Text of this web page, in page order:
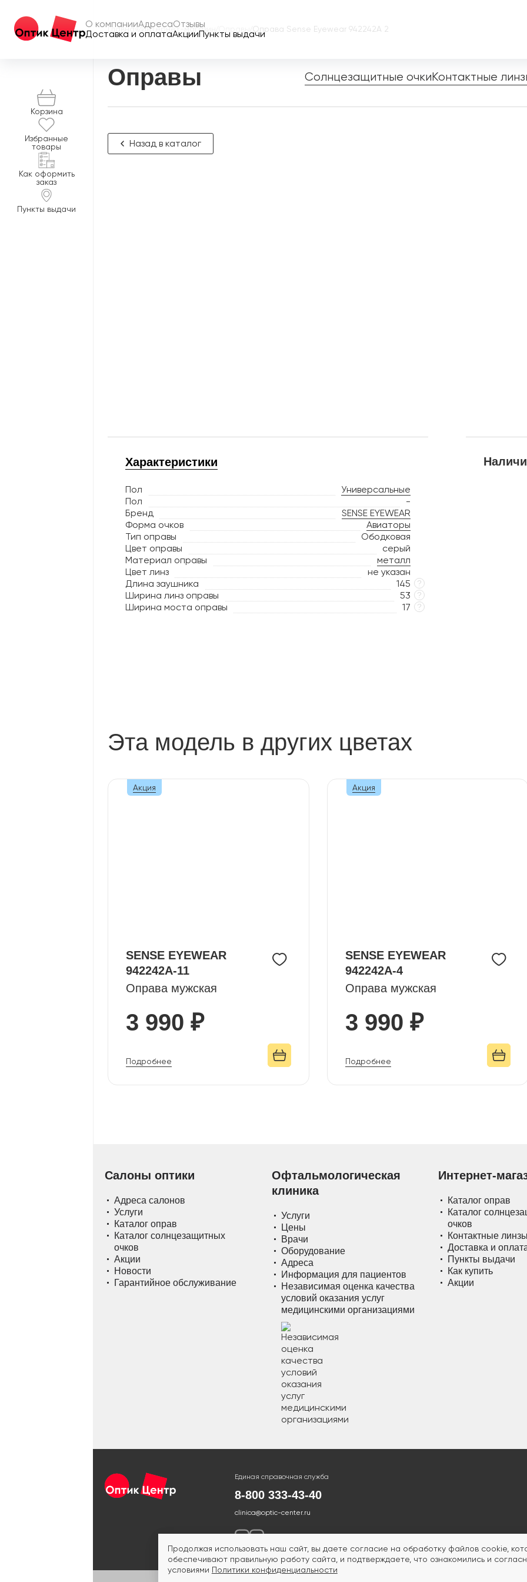
О компанииАдресаОтзывы
Доставка и оплатаАкцииПункты выдачи
Корзина
Избранные
товары
Как оформить
заказ
Пункты выдачи
Главная/ Интернет-магазин Оправа Sense Eyewear 942242A 2
Оправы Солнцезащитные очкиКонтактные
Назад в каталог
Характеристики
Пол
Универсальные
Пол
-
Бренд
SENSE EYEWEAR
Форма очков
Авиаторы
Тип оправы
Ободковая
Цвет оправы
серый
Материал оправы
металл
Цвет линз
не указан
Длина заушника
145 ?
Ширина линз оправы 53 ?
Ширина моста оправы 17 ?
Эта модель в других цветах
SENSE EYEWEAR
942242A-11
Оправа мужская
3 990 ₽
Подробнее
Акция
SENSE EYEWEAR
942242A-4
Оправа мужская
3 990 ₽
Подробнее
Акция
Салоны оптики
Адреса салонов
Услуги
Каталог оправ
Каталог солнцезащитных
очков
Акции
Новости
Гарантийное обслуживание
Офтальмологическая
клиника
Услуги
Цены
Врачи
Оборудование
Адреса
Информация для пациентов
Независимая оценка качества
условий оказания услуг
медицинскими организациями
Интернет-
Каталог оправ
Каталог
очков
Контактные линзы
Доставка и
Пункты выдачи
Как купить
Акции
Единая справочная служба
8-800 333-43-40
clinica@optic-center.ru
Продолжая использовать наш сайт, вы даете согласие на обработку файлов cookie,
обеспечивают правильную работу сайта, и подтверждаете, что ознакомились и
условиями Политики конфиденциальности